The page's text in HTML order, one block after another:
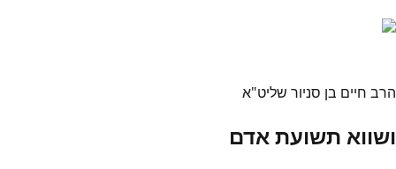
הרב חיים בן סניור שליט"א
ושווא תשועת אדם